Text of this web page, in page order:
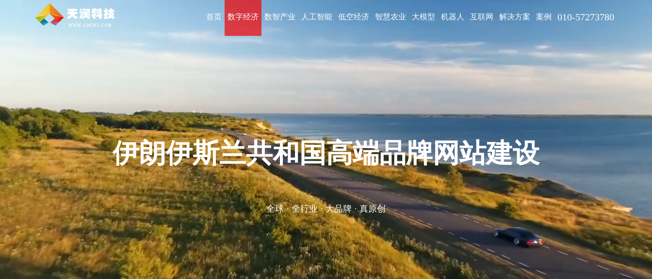
首页 数字经济 数智产业 人工智能 低空经济 智慧农业 大模型 机器人 互联网 解决方案 案例 010-57273780
能完成百万级的大型综合网站建设
互联网全周期服务提供商 · 企业品牌数字化服务提供商